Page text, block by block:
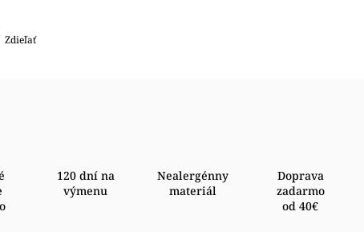
Zdieľať
120 dní na
výmenu
Nealergénny
materiál
Doprava
zadarmo
od 40€